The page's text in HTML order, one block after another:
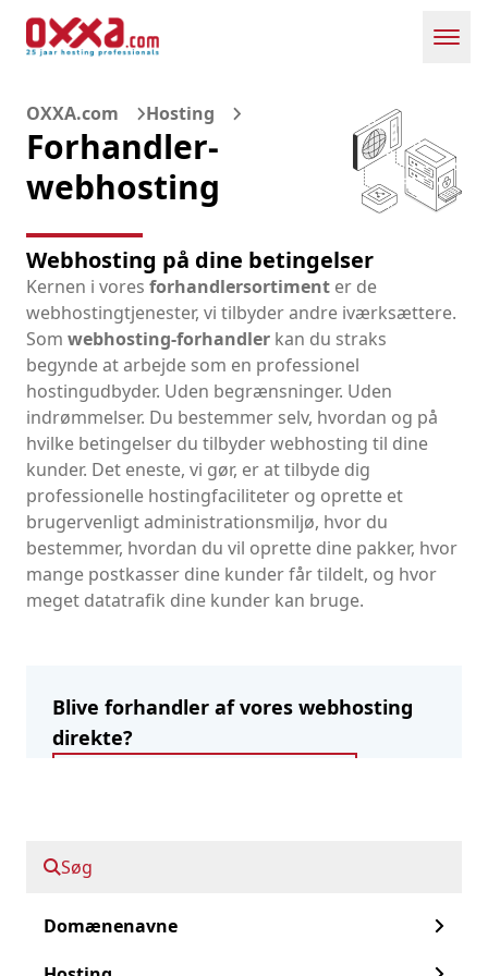
Domænenavne
Søg
OXXA.com Hosting
Forhandler-
webhosting
Webhosting på dine betingelser
Kernen i vores forhandlersortiment er de
webhostingtjenester, vi tilbyder andre iværksættere.
Som webhosting-forhandler kan du straks
begynde at arbejde som en professionel
hostingudbyder. Uden begrænsninger. Uden
indrømmelser. Du bestemmer selv, hvordan og på
hvilke betingelser du tilbyder webhosting til dine
kunder. Det eneste, vi gør, er at tilbyde dig
professionelle hostingfaciliteter og oprette et
brugervenligt administrationsmiljø, hvor du
bestemmer, hvordan du vil oprette dine pakker, hvor
mange postkasser dine kunder får tildelt, og hvor
meget datatrafik dine kunder kan bruge.
Blive forhandler af vores webhosting
direkte?
Spol frem til